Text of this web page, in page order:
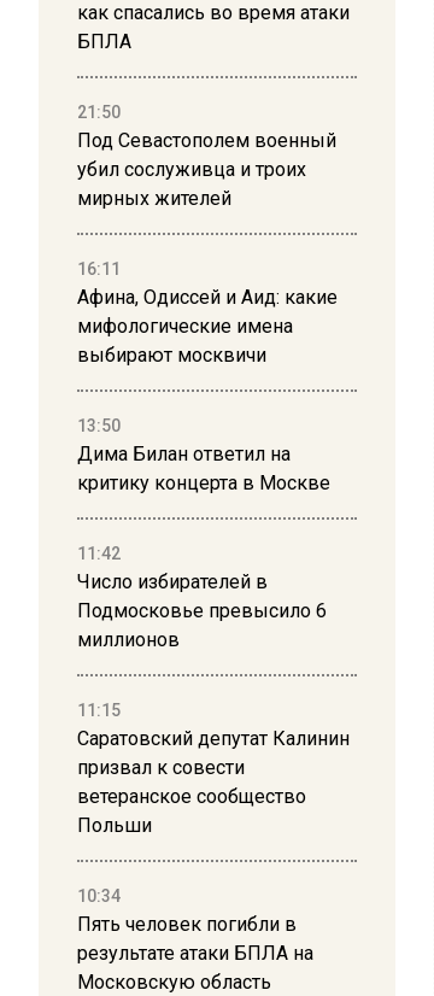
как спасались во время атаки
БПЛА
21:50
Под Севастополем военный
убил сослуживца и троих
мирных жителей
16:11
Афина, Одиссей и Аид: какие
мифологические имена
выбирают москвичи
13:50
Дима Билан ответил на
критику концерта в Москве
11:42
Число избирателей в
Подмосковье превысило 6
миллионов
11:15
Саратовский депутат Калинин
призвал к совести
ветеранское сообщество
Польши
10:34
Пять человек погибли в
результате атаки БПЛА на
Московскую область